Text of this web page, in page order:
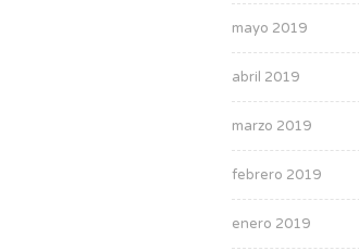
mayo 2019
abril 2019
marzo 2019
febrero 2019
enero 2019